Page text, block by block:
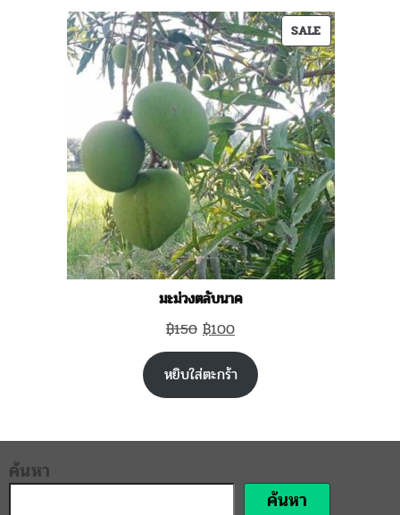
SALEPRODUCT
ON
SALE
มะม่วงตลับนาค
฿150 Original
price
was:
฿150.
฿100Current
price
is:
฿100.
หยิบใส่ตะกร้า
ค้นหา
ค้นหา